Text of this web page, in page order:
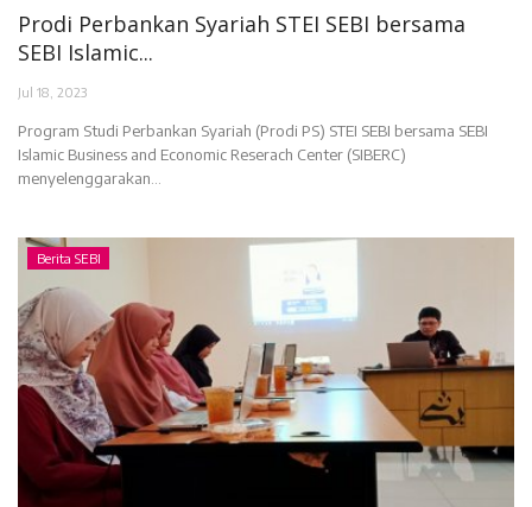
Prodi Perbankan Syariah STEI SEBI bersama
SEBI Islamic...
Jul 18, 2023
Program Studi Perbankan Syariah (Prodi PS) STEI SEBI bersama SEBI
Islamic Business and Economic Reserach Center (SIBERC)
menyelenggarakan...
Berita SEBI